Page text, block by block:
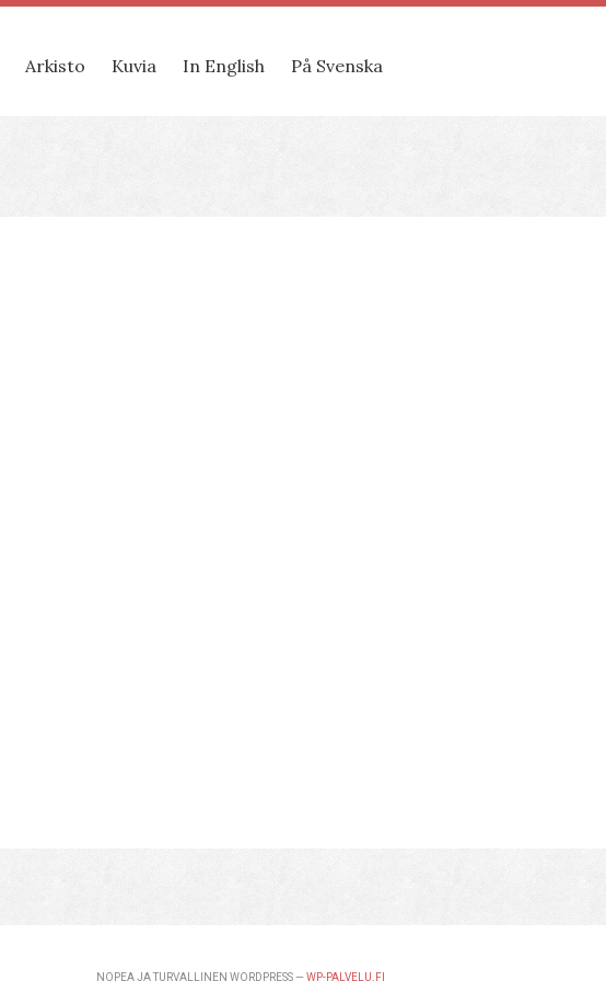
Arkisto Kuvia In English På Svenska
NOPEA JA TURVALLINEN WORDPRESS — WP-PALVELU.FI